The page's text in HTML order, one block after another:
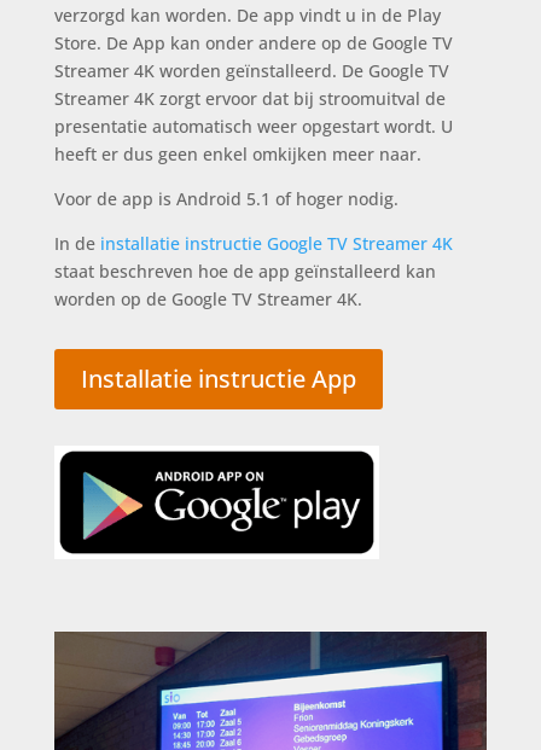
verzorgd kan worden. De app vindt u in de Play
Store. De App kan onder andere op de Google TV
Streamer 4K worden geïnstalleerd. De Google TV
Streamer 4K zorgt ervoor dat bij stroomuitval de
presentatie automatisch weer opgestart wordt. U
heeft er dus geen enkel omkijken meer naar.
Voor de app is Android 5.1 of hoger nodig.
In de installatie instructie Google TV Streamer 4K
staat beschreven hoe de app geïnstalleerd kan
worden op de Google TV Streamer 4K.
Installatie instructie App